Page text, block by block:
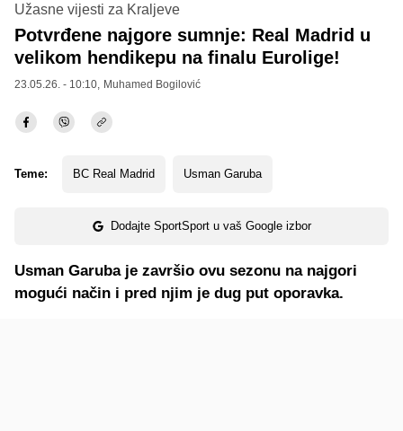
Užasne vijesti za Kraljeve
Potvrđene najgore sumnje: Real Madrid u
velikom hendikepu na finalu Eurolige!
23.05.26. - 10:10, Muhamed Bogilović
Teme: BC Real Madrid Usman Garuba
Dodajte SportSport u vaš Google izbor
Usman Garuba je završio ovu sezonu na najgori
mogući način i pred njim je dug put oporavka.